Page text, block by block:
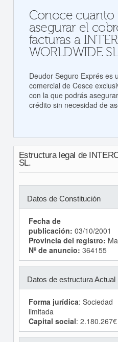
Conoce cuanto
asegurar el
facturas a
WORLDWIDE
Deudor Seguro Exprés es
comercial de Cesce
con la que podrás
crédito sin necesidad de
Estructura legal de
SL.
Datos de Constitución
Fecha de
publicación: 03/10/2001
Provincia del registro:
Nº de anuncio: 364155
Datos de estructura Actual
Forma jurídica: Sociedad
limitada
Capital social: 2.180.267€